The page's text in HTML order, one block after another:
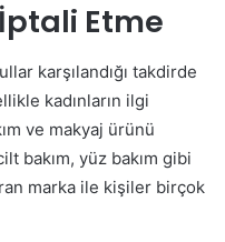
Etme
karşılandığı takdirde
kadınların ilgi
ve makyaj ürünü
bakım, yüz bakım gibi
marka ile kişiler birçok